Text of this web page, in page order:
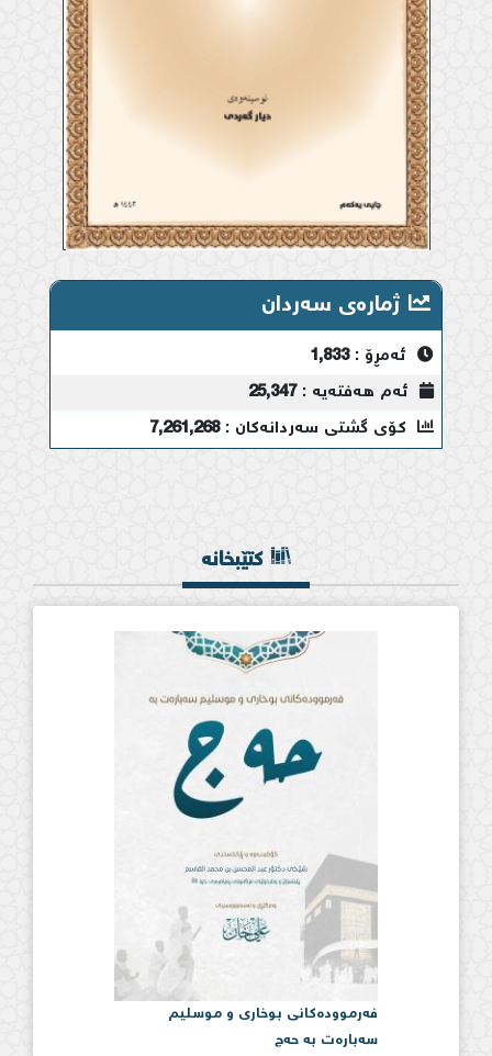
ژمارەی سەردان
ئەمڕۆ :1,833
ئەم هەفتەیە :25,347
کۆی گشتی سەردانەکان :7,261,268
کتێبخانە
فەرموودەكانی بوخاری و موسلیم
سەبارەت بە حەج